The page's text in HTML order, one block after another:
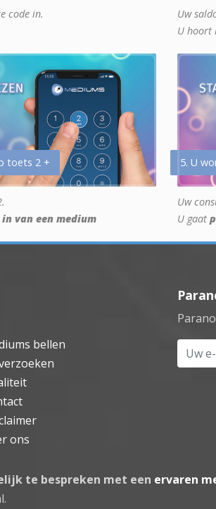
code in.
Uw
U hoort
toets 2 +
van een medium
5. U
Uw
U gaat
bellen
ons
Uw e-
te bespreken met een ervaren